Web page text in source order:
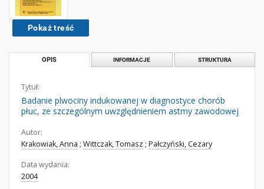
Pokaż treść
OPIS INFORMACJE STRUKTURA
Tytuł:
Badanie plwociny indukowanej w diagnostyce chorób
płuc, ze szczególnym uwzględnieniem astmy zawodowej
Autor:
Krakowiak, Anna ; Wittczak, Tomasz ; Pałczyński, Cezary
Data wydania:
2004